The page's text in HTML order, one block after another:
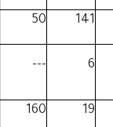
50
---
160